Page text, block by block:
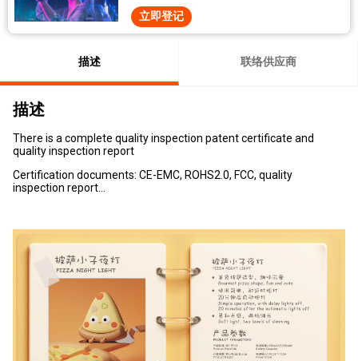
立即登记
描述 联络供应商
描述
There is a complete quality inspection patent certificate and
quality inspection report
Certification documents: CE-EMC, ROHS2.0, FCC, quality
inspection report...